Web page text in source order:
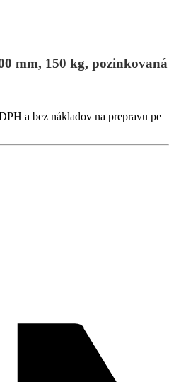
mm, 150 kg, pozinkovaná
a bez nákladov na prepravu pe